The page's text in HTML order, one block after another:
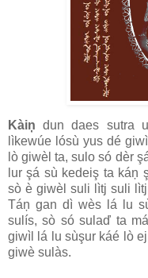
Kàiņ dun daes sutra
lìkewúe lósù yus dé
lò giwèl ta, sulo só dèr
lur şá sù kedeiş ta káņ
sò è giwèl suli lìtj suli
Táņ gan dì wès lá lu
sulís, sò só sulaď ta
giwìl lá lu sùşur káé lò
giwè sulàs.